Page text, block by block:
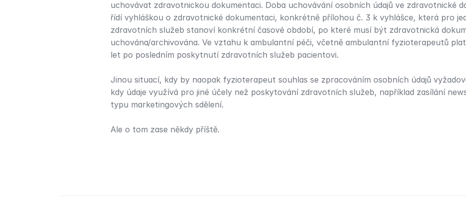
uchovávat zdravotnickou dokumentaci. Doba uchovávání osobních údajů ve zdravotnické
řídí vyhláškou o zdravotnické dokumentaci, konkrétně přílohou č. 3 k vyhlášce, která pro
zdravotních služeb stanoví konkrétní časové období, po které musí být zdravotnická
uchována/archivována. Ve vztahu k ambulantní péči, včetně ambulantní fyzioterapeutů
let po posledním poskytnutí zdravotních služeb pacientovi.
Jinou situací, kdy by naopak fyzioterapeut souhlas se zpracováním osobních údajů
kdy údaje využívá pro jiné účely než poskytování zdravotních služeb, například zasílání
typu marketingových sdělení.
Ale o tom zase někdy příště.